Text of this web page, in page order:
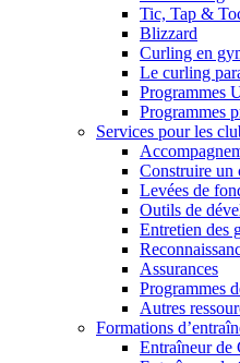
Tic, Tap &
Blizzard
Curling en
Le curling
Programmes
Programmes
Services pour les
Construire un
Levées de
Outils de
Entretien des
Assurances
Programmes
Autres
Formations
Entraîneur de